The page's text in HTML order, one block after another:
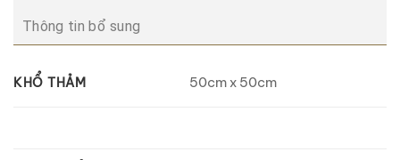
Thông tin bổ sung
KHỔ THẢM 50cm x 50cm